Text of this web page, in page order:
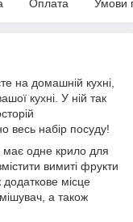
Оплата Умови
на домашній кухні,
кухні. У ній так
весь набір посуду!
одне крило для
вимиті фрукти
місце
а також